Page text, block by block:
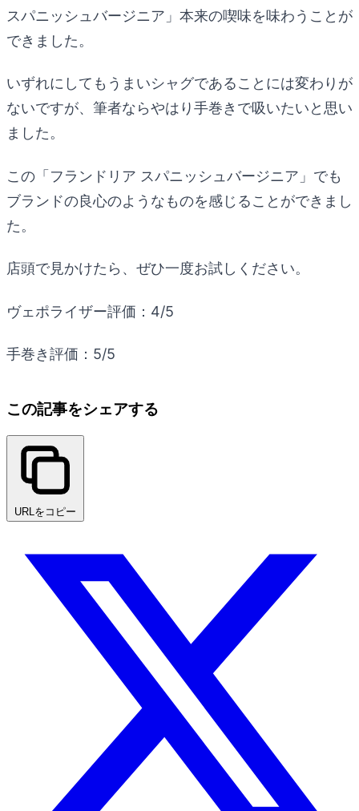
スパニッシュバージニア」本来の喫味を味わうことが
できました。
いずれにしてもうまいシャグであることには変わりが
ないですが、筆者ならやはり手巻きで吸いたいと思い
ました。
この「フランドリア スパニッシュバージニア」でも
ブランドの良心のようなものを感じることができまし
た。
店頭で見かけたら、ぜひ一度お試しください。
ヴェポライザー評価：4/5
手巻き評価：5/5
この記事をシェアする
URLをコピー